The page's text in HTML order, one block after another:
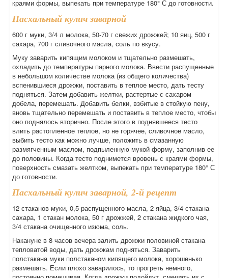
краями формы, выпекать при температуре 180° С до готовности.
Пасхальный кулич заварной
600 г муки, 3/4 л молока, 50-70 г свежих дрожжей; 10 яиц, 500 г
сахара, 700 г сливочного масла, соль по вкусу.
Муку заварить кипящим молоком и тщательно размешать,
охладить до температуры парного молока. Ввести распущенные
в небольшом количестве молока (из общего количества)
вспенившиеся дрожжи, поставить в теплое место, дать тесту
подняться. Затем добавить желтки, растертые с сахаром
добела, перемешать. Добавить белки, взбитые в стойкую пену,
вновь тщательно перемешать и поставить в теплое место, чтобы
оно поднялось вторично. После этого в поднявшееся тесто
влить растопленное теплое, но не горячее, сливочное масло,
выбить тесто как можно лучше, положить в смазанную
размягченным маслом, подпыленную мукой форму, заполнив ее
до половины. Когда тесто поднимется вровень с краями формы,
поверхность смазать желтком, выпекать при температуре 180° С
до готовности.
Пасхальный кулич заварной, 2-й рецепт
12 стаканов муки, 0,5 распущенного масла, 2 яйца, 3/4 стакана
сахара, 1 стакан молока, 50 г дрожжей, 2 стакана жидкого чая,
3/4 стакана очищенного изюма, соль.
Накануне в 8 часов вечера залить дрожжи половиной стакана
тепловатой воды, дать дрожжам подняться. Заварить
полстакана муки полстаканом кипящего молока, хорошенько
размешать. Если плохо заварилось, то прогреть немного,